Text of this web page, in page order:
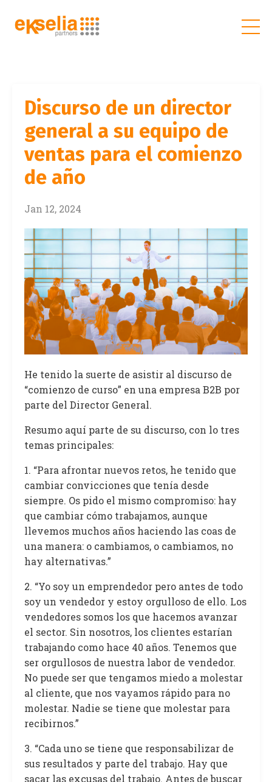
Discurso de un director
general a su equipo de
ventas para el comienzo
de año
Jan 12, 2024
He tenido la suerte de asistir al discurso de
“comienzo de curso” en una empresa B2B por
parte del Director General.
Resumo aquí parte de su discurso, con lo tres
temas principales:
1. “Para afrontar nuevos retos, he tenido que
cambiar convicciones que tenía desde
siempre. Os pido el mismo compromiso: hay
que cambiar cómo trabajamos, aunque
llevemos muchos años haciendo las coas de
una manera: o cambiamos, o cambiamos, no
hay alternativas.”
2. “Yo soy un emprendedor pero antes de todo
soy un vendedor y estoy orgulloso de ello. Los
vendedores somos los que hacemos avanzar
el sector. Sin nosotros, los clientes estarían
trabajando como hace 40 años. Tenemos que
ser orgullosos de nuestra labor de vendedor.
No puede ser que tengamos miedo a molestar
al cliente, que nos vayamos rápido para no
molestar. Nadie se tiene que molestar para
recibirnos.”
3. “Cada uno se tiene que responsabilizar de
sus resultados y parte del trabajo. Hay que
sacar las excusas del trabajo. Antes de buscar